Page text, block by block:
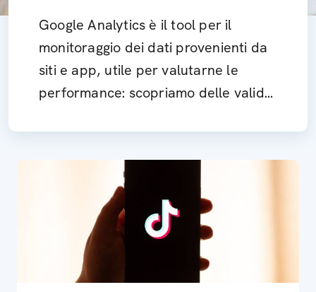
Google Analytics è il tool per il
monitoraggio dei dati provenienti da
siti e app, utile per valutarne le
performance: scopriamo delle valide